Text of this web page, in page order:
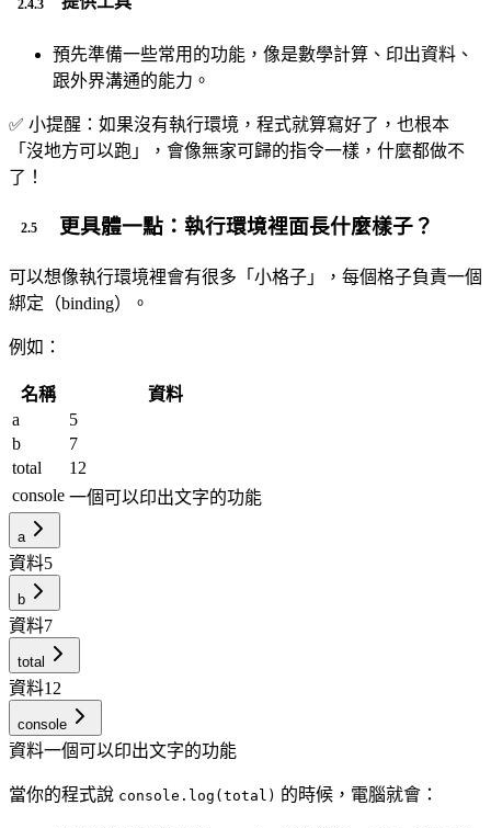
預先準備一些常用的功能，像是數學計算、印出資料、
跟外界溝通的能力。
✅ 小提醒：如果沒有執行環境，程式就算寫好了，也根本
「沒地方可以跑」，會像無家可歸的指令一樣，什麼都做不
了！
更具體一點：執行環境裡面長什麼樣子？
可以想像執行環境裡會有很多「小格子」，每個格子負責一個
綁定（binding）。
例如：
名稱
資料
a
5
b
7
total
12
console 一個可以印出文字的功能
a
資料5
b
資料7
total
資料12
console
資料一個可以印出文字的功能
當你的程式說 console.log(total) 的時候，電腦就會：